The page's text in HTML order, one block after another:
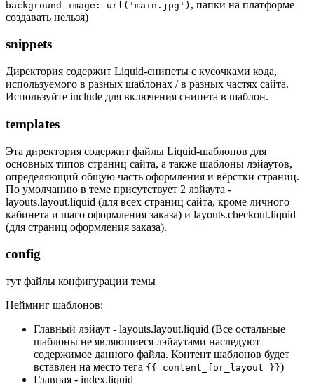
background-image: url('main.jpg') , папки на платформе
создавать нельзя)
snippets
Директория содержит Liquid-снипеты с кусочками кода,
используемого в разных шаблонах / в разных частях сайта.
Используйте include для включения снипета в шаблон.
templates
Эта директория содержит файлы Liquid-шаблонов для
основных типов страниц сайта, а также шаблоны лэйаутов,
определяющий общую часть оформления и вёрстки страниц.
По умолчанию в теме присутствует 2 лэйаута -
layouts.layout.liquid (для всех страниц сайта, кроме личного
кабинета и шаго оформления заказа) и layouts.checkout.liquid
(для страниц оформления заказа).
config
тут файлы конфигурации темы
Нейминг шаблонов:
Главный лэйаут - layouts.layout.liquid (Все остальные
шаблоны не являющиеся лэйаутами наследуют
содержимое данного файла. Контент шаблонов будет
вставлен на место тега {{ content_for_layout }})
Главная - index.liquid